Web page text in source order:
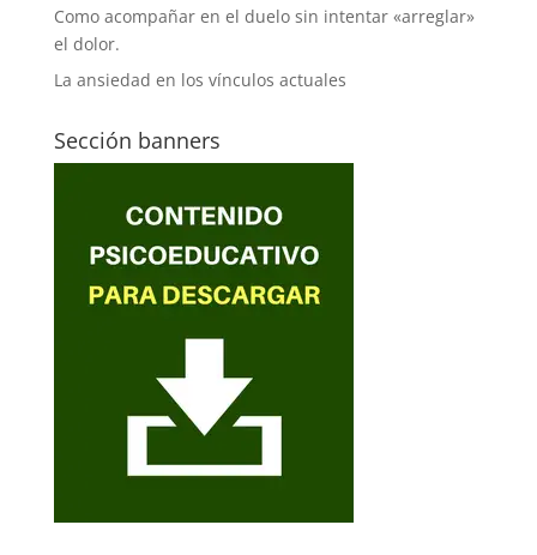
Como acompañar en el duelo sin intentar «arreglar»
el dolor.
La ansiedad en los vínculos actuales
Sección banners